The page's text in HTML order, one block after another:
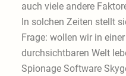
auch viele andere
In solchen Zeiten stellt
Frage: wollen wir in
durchsichtbaren Welt
Spionage Software